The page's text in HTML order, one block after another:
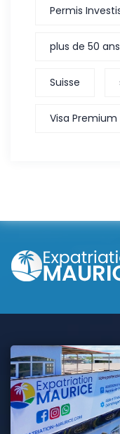
Permis
plus de 50 ans
Suisse
Visa Premium